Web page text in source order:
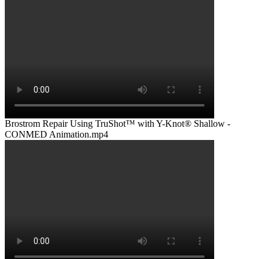
Brostrom Repair Using TruShot™ with Y-Knot® Shallow -
CONMED Animation.mp4